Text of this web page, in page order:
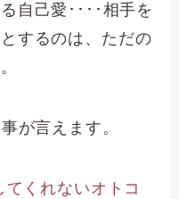
自己愛････相手を
するのは、ただの
が言えます。
くれないオトコ